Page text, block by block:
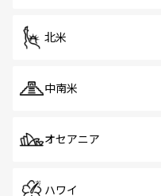
北米
中南米
オセアニア
ハワイ